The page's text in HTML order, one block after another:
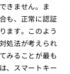
きません。ま
も、正常に認証
ます。このよう
処法が考えられ
みることが最も
、スマートキー